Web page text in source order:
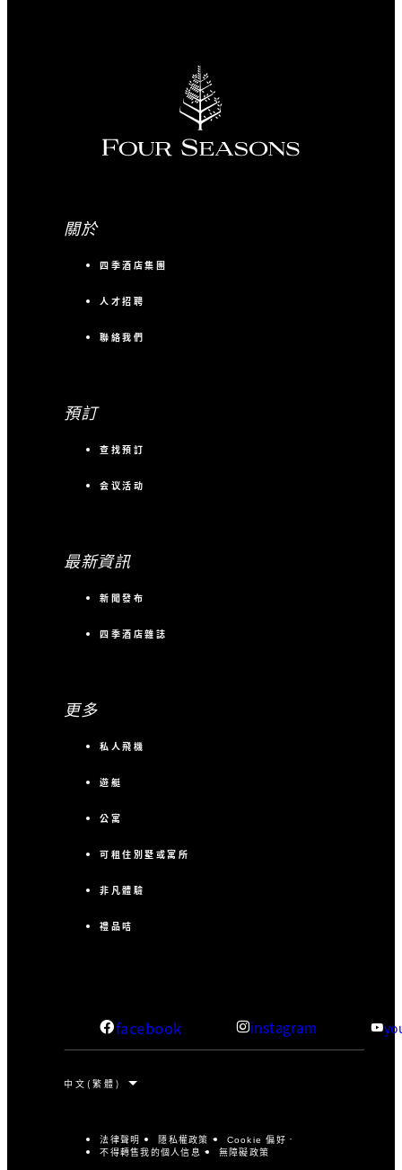
關於
四季酒店集團
人才招聘
聯絡我們
預訂
查找預訂
会议活动
最新資訊
新聞發布
四季酒店雜誌
更多
私人飛機
遊艇
公寓
可租住別墅或寓所
非凡體驗
禮品咭
facebook instagram
法律聲明 隱私權政策 Cookie 偏好
不得轉售我的個人信息 無障礙政策